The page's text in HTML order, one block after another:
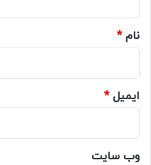
نام*
ایمیل*
وب‌ سایت